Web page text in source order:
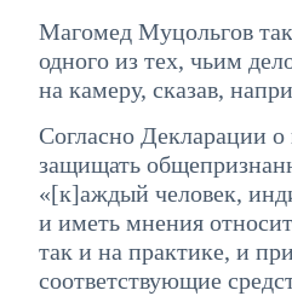
Магомед Муцольгов
одного из тех, чьим
на камеру, сказав,
Согласно Декларации
защищать
«[к]аждый человек,
и иметь мнения
так и на практике, и
соответствующие